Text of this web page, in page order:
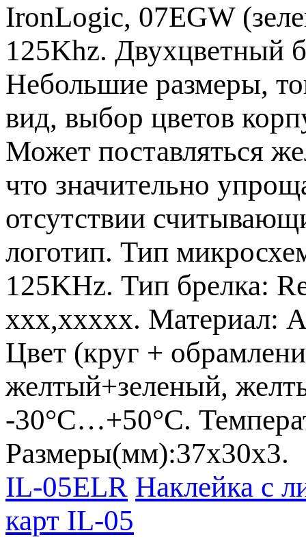
IronLogic, 07EGW
125Khz. Двухцветный
Небольшие размеры,
вид, выбор цветов
Может поставляться
что значительно
отсутствии
логотип. Тип
125KHz. Тип брелка:
xxx,xxxxx. Материал:
Цвет (круг +
желтый+зеленый,
-30°С…+50°С.
Размеры(мм):37х30х3.
IL-05ELR Наклейка с
карт IL-05